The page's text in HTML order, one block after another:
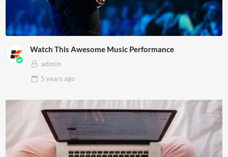
Watch This Awesome Music Performance
admin
5 years ago